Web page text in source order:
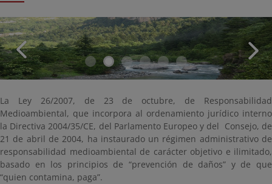
La Ley 26/2007, de 23 de octubre, de Responsabilidad
Medioambiental, que incorpora al ordenamiento jurídico interno
la Directiva 2004/35/CE, del Parlamento Europeo y del Consejo, de
21 de abril de 2004, ha instaurado un régimen administrativo de
responsabilidad medioambiental de carácter objetivo e ilimitado,
basado en los principios de “prevención de daños” y de que
“quien contamina, paga”.